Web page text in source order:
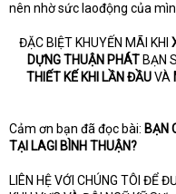
nên nhờ sức laođộng của
ĐẶC BIỆT KHUYẾN MÃI KHI
DỰNG THUẬN PHÁTBẠN
THIẾT KẾ KHI LẦN ĐẦUVÀ
Cảm ơn bạn đã đọc bài: BẠN
TẠI LAGI BÌNH THUẬN?
LIÊN HỆ VỚI CHÚNG TÔI ĐỂ